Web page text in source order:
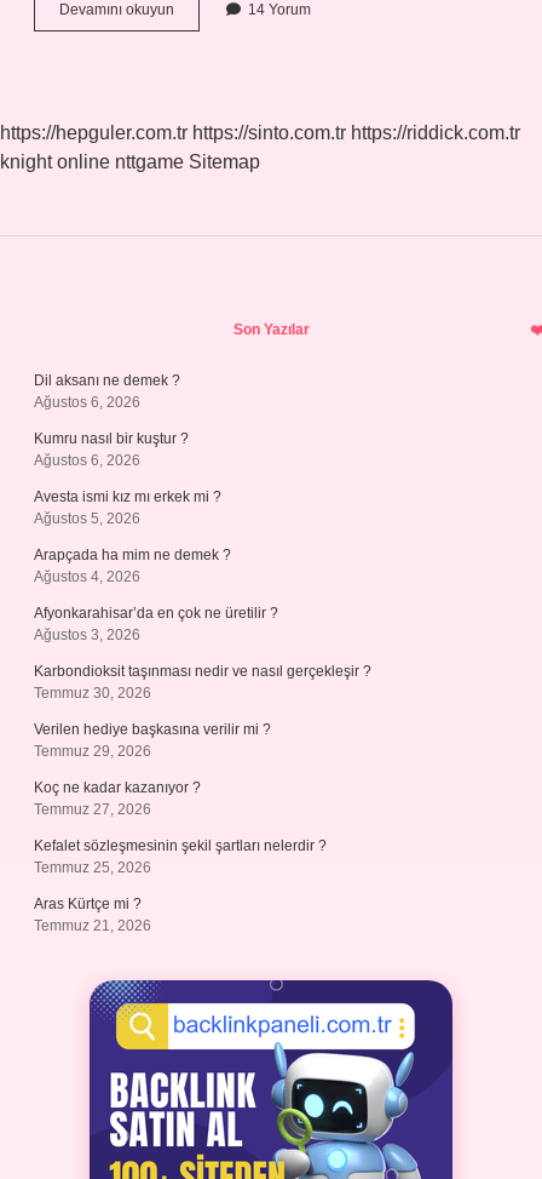
Devamını okuyun
Çiçeği
Kullanılır
14 Yorum
https://hepguler.com.tr https://sinto.com.tr https://riddick.com.tr
knight online nttgame Sitemap
Son Yazılar
Dil aksanı ne demek ?
Ağustos 6, 2026
Kumru nasıl bir kuştur ?
Ağustos 6, 2026
Avesta ismi kız mı erkek mi ?
Ağustos 5, 2026
Arapçada ha mim ne demek ?
Ağustos 4, 2026
Afyonkarahisar’da en çok ne üretilir ?
Ağustos 3, 2026
Karbondioksit taşınması nedir ve nasıl gerçekleşir ?
Temmuz 30, 2026
Verilen hediye başkasına verilir mi ?
Temmuz 29, 2026
Koç ne kadar kazanıyor ?
Temmuz 27, 2026
Kefalet sözleşmesinin şekil şartları nelerdir ?
Temmuz 25, 2026
Aras Kürtçe mi ?
Temmuz 21, 2026